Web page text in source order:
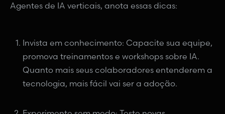
Agentes de IA verticais, anota essas dicas:
Invista em conhecimento: Capacite sua equipe,
promova treinamentos e workshops sobre IA.
Quanto mais seus colaboradores entenderem a
tecnologia, mais fácil vai ser a adoção.